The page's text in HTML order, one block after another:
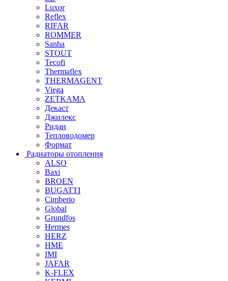
Luxor
Reflex
RIFAR
ROMMER
Sanha
STOUT
Tecofi
Thermaflex
THERMAGENT
Viega
ZETKAMA
Декаст
Джилекс
Ридан
Тепловодомер
Формат
Радиаторы отопления
ALSO
Baxi
BROEN
BUGATTI
Cimberio
Global
Grundfos
Hermes
HERZ
HME
IMI
JAFAR
K-FLEX